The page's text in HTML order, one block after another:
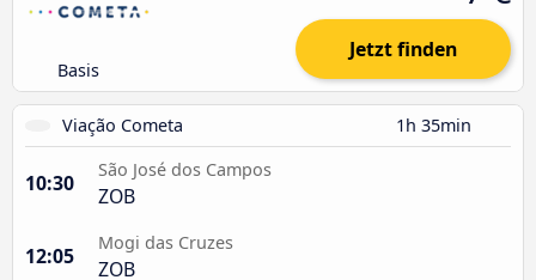
Basis
Jetzt finden
Viação Cometa 1h 35min
10:30
São José dos Campos
ZOB
12:05
Mogi das Cruzes
ZOB